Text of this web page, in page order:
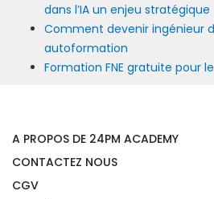
dans l’IA un enjeu stratégique
Comment devenir ingénieur
autoformation
Formation FNE gratuite pour
A PROPOS DE 24PM ACADEMY
CONTACTEZ NOUS
CGV